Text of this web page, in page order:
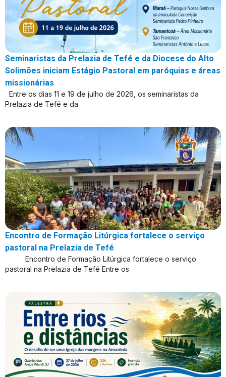
Seminaristas da Prelazia de Tefé e da Diocese do Alto
Solimões iniciam Estágio Pastoral em paróquias e áreas
missionárias
Entre os dias 11 e 19 de julho de 2026, os seminaristas da
Prelazia de Tefé e da
Encontro de Formação Litúrgica fortalece o serviço
pastoral na Prelazia de Tefé
Encontro de Formação Litúrgica fortalece o serviço
pastoral na Prelazia de Tefé Entre os